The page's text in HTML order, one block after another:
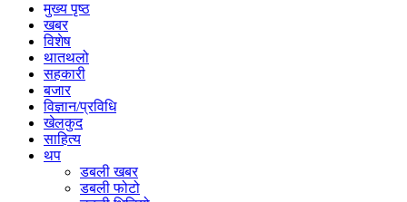
मुख्य पृष्ठ
खबर
विशेष
थातथलो
सहकारी
बजार
विज्ञान/प्रविधि
खेलकुद
साहित्य
थप
डबली खबर
डबली फोटो